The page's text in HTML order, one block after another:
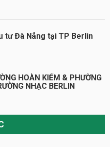
tư Đà Nẵng tại TP Berlin
HOÀN KIẾM & PHƯỜNG
NHẠC BERLIN